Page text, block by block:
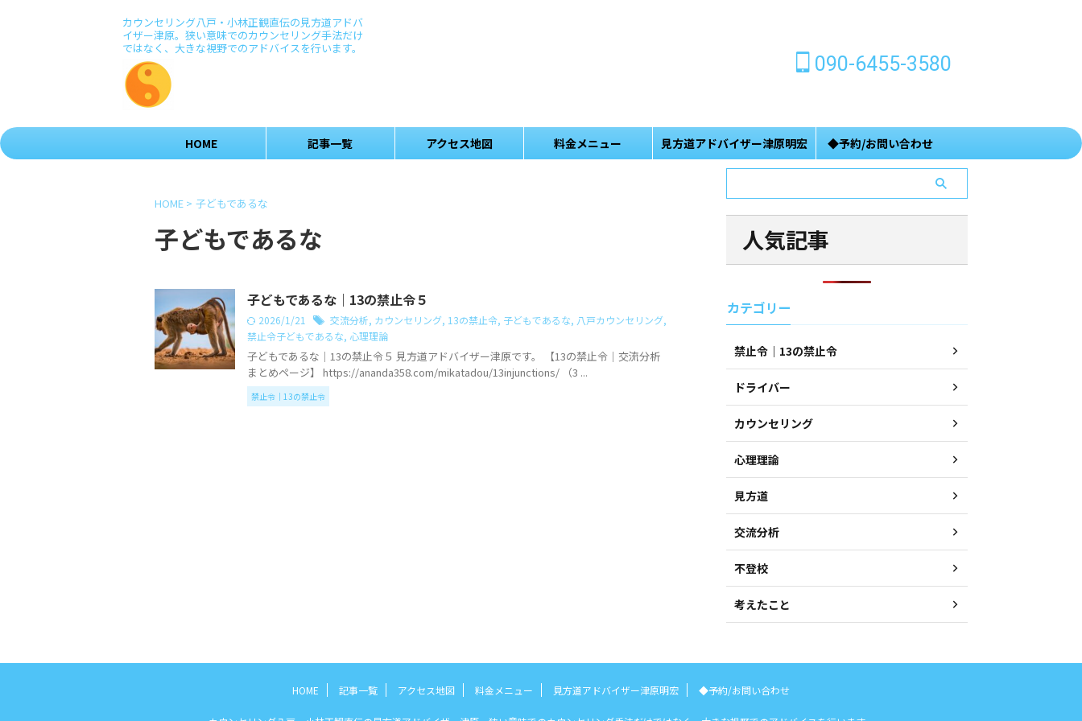
カウンセリング八戸・小林正観直伝の見方道アドバ
イザー津原。狭い意味でのカウンセリング手法だけ
ではなく、大きな視野でのアドバイスを行います。
090-6455-3580
HOME 記事一覧 アクセス地図 料金メニュー 見方道アドバイザー津原明宏 ◆予約/お問い合わせ
HOME > 子どもであるな
子どもであるな
子どもであるな｜13の禁止令５
2026/1/21 交流分析, カウンセリング, 13の禁止令, 子どもであるな, 八戸カウンセリング,
禁止令子どもであるな, 心理理論
子どもであるな｜13の禁止令５ 見方道アドバイザー津原です。 【13の禁止令｜交流分析
まとめページ】 https://ananda358.com/mikatadou/13injunctions/ （3 ...
禁止令｜13の禁止令
人気記事
カテゴリー
禁止令｜13の禁止令
ドライバー
カウンセリング
心理理論
見方道
交流分析
不登校
考えたこと
HOME 記事一覧 アクセス地図 料金メニュー 見方道アドバイザー津原明宏 ◆予約/お問い合わせ